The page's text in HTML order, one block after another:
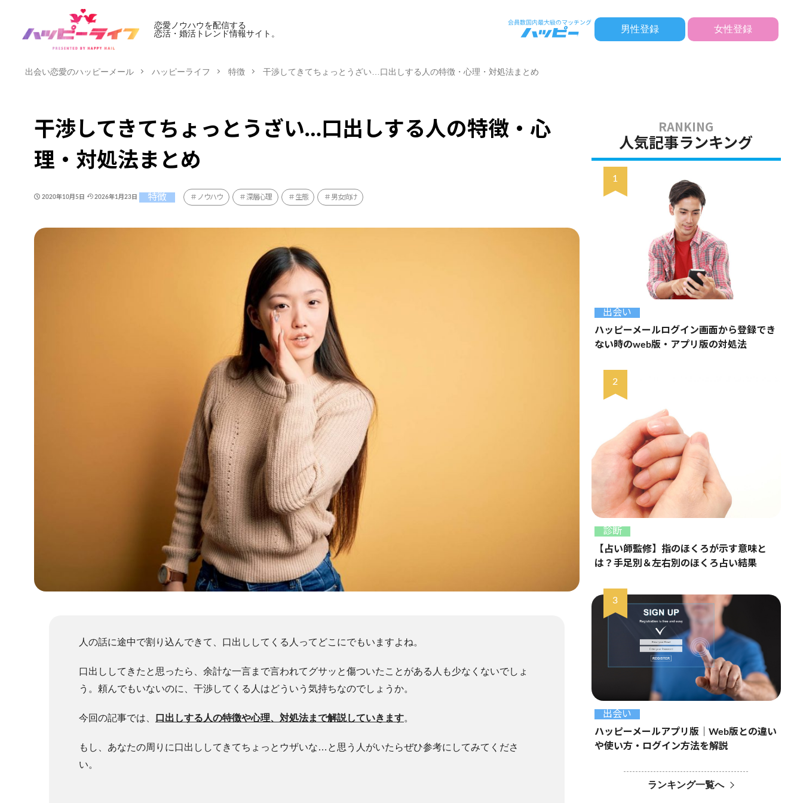
恋愛ノウハウを配信する
恋活・婚活トレンド情報サイト。
男性登録 女性登録
出会い恋愛のハッピーメール ハッピーライフ 特徴 干渉してきてちょっとうざい…口出しする人の特徴・心理・対処法まとめ
干渉してきてちょっとうざい…口出しする人の特徴・心
理・対処法まとめ
2020年10月5日 2026年1月23日 特徴 ノウハウ 深層心理 生態 男女向け
人の話に途中で割り込んできて、口出ししてくる人ってどこにでもいますよね。
口出ししてきたと思ったら、余計な一言まで言われてグサッと傷ついたことがある人も少なくないでしょ
う。 頼んでもいないのに、干渉してくる人はどういう気持ちなのでしょうか。
今回の記事では、 口出しする人の特徴や心理、対処法まで解説していきます。
もし、あなたの周りに口出ししてきてちょっとウザいな…と思う人がいたらぜひ参考にしてみてくださ
い。
人気記事ランキング
出会い
ハッピーメールログイン画面から登録でき
ない時のweb版・アプリ版の対処法
診断
【占い師監修】指のほくろが示す意味と
は？手足別＆左右別のほくろ占い結果
出会い
ハッピーメールアプリ版｜Web版との違い
や使い方・ログイン方法を解説
ランキング一覧へ